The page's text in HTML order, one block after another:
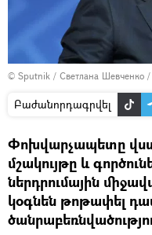
© Sputnik / Светлана Шевченко /
Բաժանորդագրվել
Փոխվարչապետը
մշակույթը և
ներդրումային
կօգնեն թոթափել